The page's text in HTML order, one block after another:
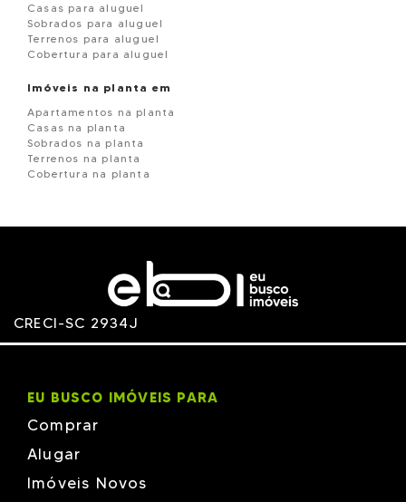
Casas para aluguel
Sobrados para aluguel
Terrenos para aluguel
Cobertura para aluguel
Imóveis na planta em
Apartamentos na planta
Casas na planta
Sobrados na planta
Terrenos na planta
Cobertura na planta
CRECI-SC 2934J
EU BUSCO IMÓVEIS PARA
Comprar
Alugar
Imóveis Novos